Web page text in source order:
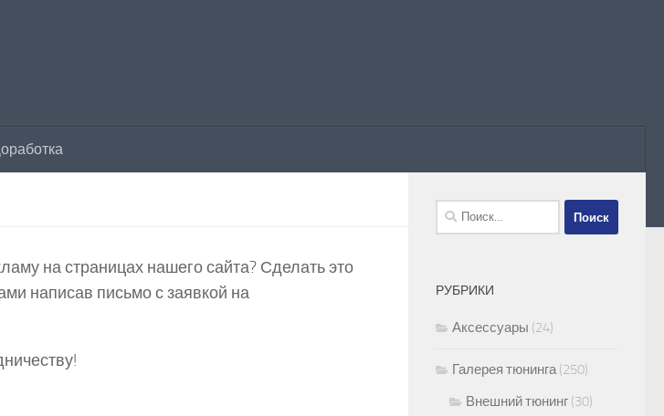
на страницах нашего сайта? Сделать это
написав письмо с заявкой на
Найти:
РУБРИКИ
Аксессуары (24)
Галерея тюнинга(250)
Внешний тюнинг (30)